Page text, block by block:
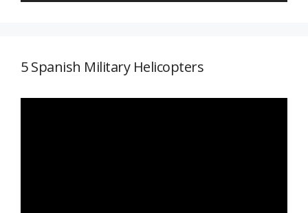
5 Spanish Military Helicopters